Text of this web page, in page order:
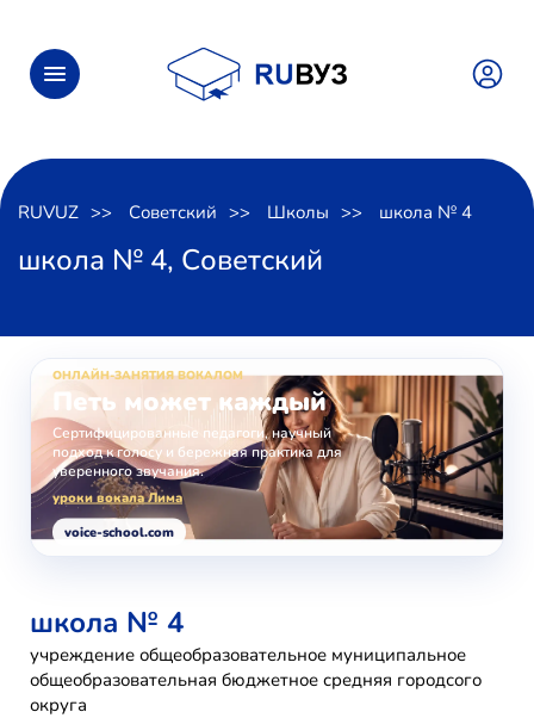
RUVUZ Советский Школы школа № 4
школа № 4, Советский
ОНЛАЙН-ЗАНЯТИЯ ВОКАЛОМ
Петь может каждый
Сертифицированные педагоги, научный
подход к голосу и бережная практика для
уверенного звучания.
уроки вокала Лима
voice-school.com
школа № 4
учреждение общеобразовательное муниципальное
общеобразовательная бюджетное средняя городсого
округа